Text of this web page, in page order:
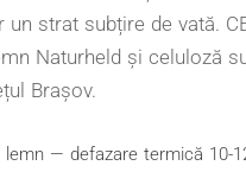
un strat subțire de vată.
Naturheld și celuloză
Brașov.
lemn — defazare termică 10-